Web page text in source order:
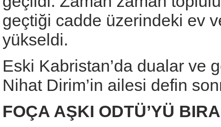
geçtiği cadde üzerindeki ev
yükseldi.
Eski Kabristan’da dualar ve
Nihat Dirim’in ailesi defin
FOÇA AŞKI ODTÜ’YÜ